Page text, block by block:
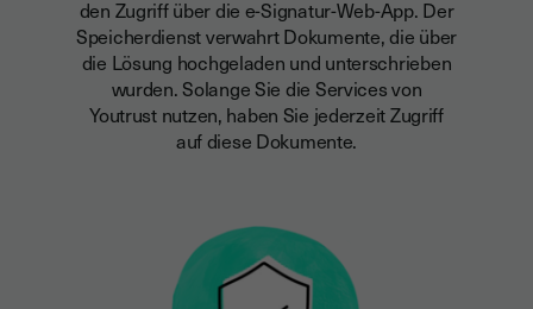
den Zugriffüber die e-Signatur-Web-App. Der
Speicherdienst verwahrt Dokumente, die über
die Lösung hochgeladen und unterschrieben
wurden. Solange Sie die Services von
Youtrust nutzen, haben Sie jederzeit Zugriff
auf diese Dokumente.